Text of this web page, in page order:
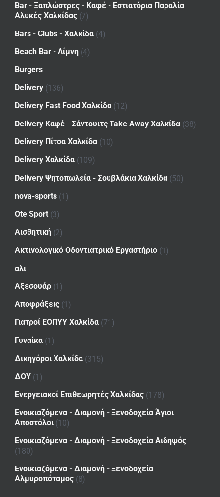
Bar - Ξαπλώστρες - Καφέ - Εστιατόρια Παραλία
Αλυκές Χαλκίδας (7)
Bars - Clubs - Χαλκίδα (4)
Beach Bar - Λίμνη (4)
Burgers
Delivery (136)
Delivery Fast Food Χαλκίδα (12)
Delivery Καφέ - Σάντουιτς Take Away Χαλκίδα (38)
Delivery Πίτσα Χαλκίδα (10)
Delivery Χαλκίδα (109)
Delivery Ψητοπωλεία - Σουβλάκια Χαλκίδα (50)
nova-sports (1)
Ote Sport (3)
Αισθητική (2)
Ακτινολογικό Οδοντιατρικό Εργαστήριο (1)
αλι
Αξεσουάρ (1)
Αποφράξεις (1)
Γιατροί ΕΟΠΥΥ Χαλκίδα (71)
Γυναίκα (1)
Δικηγόροι Χαλκίδα (315)
ΔΟΥ (1)
Ενεργειακοί Επιθεωρητές Χαλκίδας (178)
Ενοικιαζόμενα - Διαμονή - Ξενοδοχεία Άγιοι
Αποστόλοι (10)
Ενοικιαζόμενα - Διαμονή - Ξενοδοχεία Αιδηψός
(180)
Ενοικιαζόμενα - Διαμονή - Ξενοδοχεία
Αλμυροπόταμος (8)